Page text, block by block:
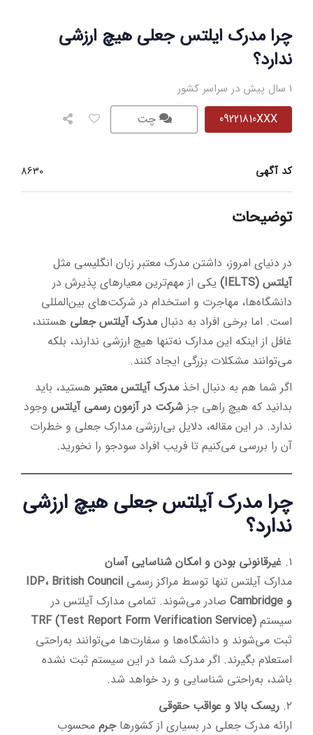
چرا مدرک ایلتس جعلی هیچ ارزشی
ندارد؟
1 سال پیش در سراسر کشور
09221810XXX چت
کد آگهی 8630
توضیحات
در دنیای امروز، داشتن مدرک معتبر زبان انگلیسی مثل
آیلتس (IELTS)
یکی از مهم‌ترین معیارهای پذیرش در
دانشگاه‌ها، مهاجرت و استخدام در شرکت‌های بین‌المللی
است. اما برخی افراد به دنبال مدرک آیلتس جعلی هستند،
غافل از اینکه این مدارک نه‌تنها هیچ ارزشی ندارند، بلکه
می‌توانند مشکلات بزرگی ایجاد کنند.
اگر شما هم به دنبال اخذ مدرک آیلتس معتبر هستید، باید
بدانید که هیچ راهی جز شرکت در آزمون رسمی آیلتس وجود
ندارد. در این مقاله، دلایل بی‌ارزشی مدارک جعلی و خطرات
آن را بررسی می‌کنیم تا فریب افراد سودجو را نخورید.
چرا مدرک آیلتس جعلی هیچ ارزشی
ندارد؟
۱. غیرقانونی بودن و امکان شناسایی آسان
مدارک آیلتس تنها توسط مراکز رسمی IDP، British Council
و Cambridge
صادر می‌شوند. تمامی مدارک آیلتس در
سیستم TRF (Test Report Form Verification Service)
ثبت می‌شوند و دانشگاه‌ها و سفارت‌ها می‌توانند به‌راحتی
استعلام بگیرند. اگر مدرک شما در این سیستم ثبت نشده
باشد، به‌راحتی شناسایی و رد خواهد شد.
۲. ریسک بالا و عواقب حقوقی
ارائه مدرک جعلی در بسیاری از کشورهاجرم محسوب